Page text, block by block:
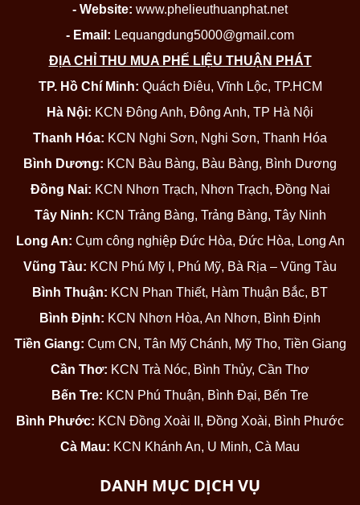
- Website: www.phelieuthuanphat.net
- Email: Lequangdung5000@gmail.com
ĐỊA CHỈ THU MUA PHẾ LIỆU THUẬN PHÁT
TP. Hồ Chí Minh: Quách Điêu, Vĩnh Lộc, TP.HCM
Hà Nội: KCN Đông Anh, Đông Anh, TP Hà Nội
Thanh Hóa: KCN Nghi Sơn, Nghi Sơn, Thanh Hóa
Bình Dương: KCN Bàu Bàng, Bàu Bàng, Bình Dương
Đồng Nai: KCN Nhơn Trạch, Nhơn Trạch, Đồng Nai
Tây Ninh: KCN Trảng Bàng, Trảng Bàng, Tây Ninh
Long An: Cụm công nghiệp Đức Hòa, Đức Hòa, Long An
Vũng Tàu: KCN Phú Mỹ I, Phú Mỹ, Bà Rịa – Vũng Tàu
Bình Thuận: KCN Phan Thiết, Hàm Thuận Bắc, BT
Bình Định: KCN Nhơn Hòa, An Nhơn, Bình Định
Tiền Giang: Cụm CN, Tân Mỹ Chánh, Mỹ Tho, Tiền Giang
Cần Thơ: KCN Trà Nóc, Bình Thủy, Cần Thơ
Bến Tre: KCN Phú Thuận, Bình Đại, Bến Tre
Bình Phước: KCN Đồng Xoài II, Đồng Xoài, Bình Phước
Cà Mau: KCN Khánh An, U Minh, Cà Mau
DANH MỤC DỊCH VỤ